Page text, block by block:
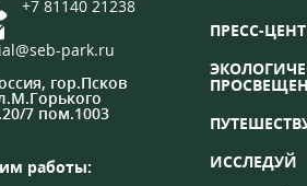
+7 81140 21238
park.ru
гор.Псков
7 пом.1003
работы:
ПРЕСС-
ИССЛЕДУЙ